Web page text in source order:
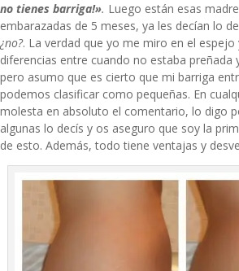
no tienes barriga!». Luego están esas
embarazadas de 5 meses, ya les decían lo de
¿no?. La verdad que yo me miro en el
diferencias entre cuando no estaba preñada
pero asumo que es cierto que mi barriga
podemos clasificar como pequeñas. En
molesta en absoluto el comentario, lo digo
algunas lo decís y os aseguro que soy la
de esto. Además, todo tiene ventajas y